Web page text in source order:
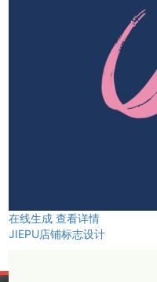
在线生成 查看详情
JIEPU店铺标志设计